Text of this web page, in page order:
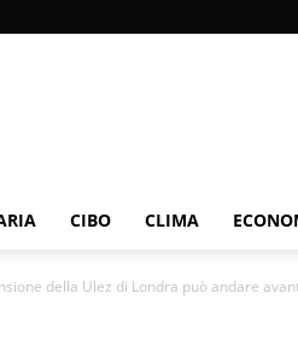
CIBO CLIMA
della Ulez di Londra può andare